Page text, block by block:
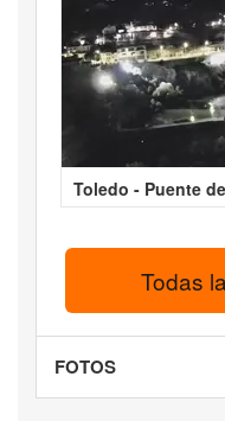
Toledo - Puente
Todas
FOTOS